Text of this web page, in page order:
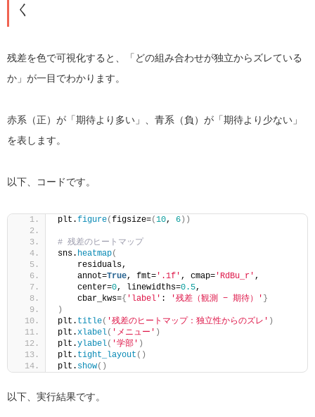
く
残差を色で可視化すると、「どの組み合わせが独立からズレている
か」が一目でわかります。
赤系（正）が「期待より多い」、青系（負）が「期待より少ない」
を表します。
以下、コードです。
plt.figure(figsize=(10, 6))
# 残差のヒートマップ
sns. heatmap(
    residuals,
    annot=
True, fmt= '.1f' , cmap= 'RdBu_r' ,
    center=
0, linewidths=0.5,
    cbar_kws=
{ 'label' : '残差（観測 − 期待）' }
)
plt. title( '残差のヒートマップ：独立性からのズレ' )
plt.xlabel( 'メニュー' )
plt.ylabel( '学部' )
plt. tight_layout ()
plt. show()
以下、実行結果です。